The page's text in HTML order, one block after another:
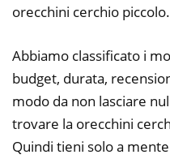
orecchini cerchio piccolo.
Abbiamo classificato i
budget, durata,
modo da non lasciare
trovare la orecchini
Quindi tieni solo a